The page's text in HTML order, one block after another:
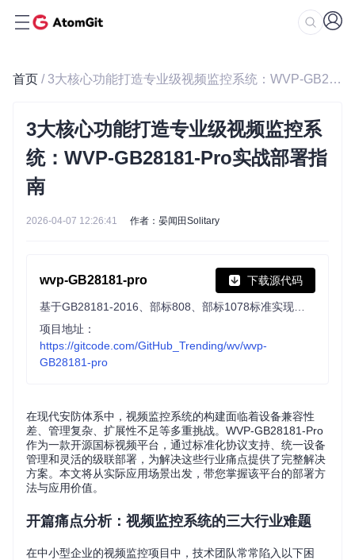
首页 / 3大核心功能打造专业级视频监控系统：WVP-GB28181-Pro实战部署指南
3大核心功能打造专业级视频监控系
统：WVP-GB28181-Pro实战部署指
南
2026-04-07 12:26:41 作者：晏闻田Solitary
wvp-GB28181-pro 下载源代码
项目地址：
https://gitcode.com/GitHub_Trending/wv/wvp-
GB28181-pro
在现代安防体系中，视频监控系统的构建面临着设备兼容性
差、管理复杂、扩展性不足等多重挑战。WVP-GB28181-Pro
作为一款开源国标视频平台，通过标准化协议支持、统一设备
管理和灵活的级联部署，为解决这些行业痛点提供了完整解决
方案。本文将从实际应用场景出发，带您掌握该平台的部署方
法与应用价值。
开篇痛点分析：视频监控系统的三大行业难题
在中小型企业的视频监控项目中，技术团队常常陷入以下困